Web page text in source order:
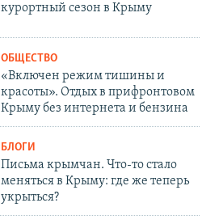
курортный сезон в Крыму
ОБЩЕСТВО
«Включен режим тишины и
красоты». Отдых в прифронтовом
Крыму без интернета и бензина
БЛОГИ
Письма крымчан. Что-то стало
меняться в Крыму: где же теперь
укрыться?